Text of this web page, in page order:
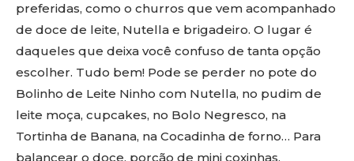
preferidas, como o churros que vem acompanhado
de doce de leite, Nutella e brigadeiro. O lugar é
daqueles que deixa você confuso de tanta opção
escolher. Tudo bem! Pode se perder no pote do
Bolinho de Leite Ninho com Nutella, no pudim de
leite moça, cupcakes, no Bolo Negresco, na
Tortinha de Banana, na Cocadinha de forno… Para
balancear o doce, porção de mini coxinhas,